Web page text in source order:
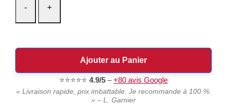
- +
Ajouter au Panier
⭐⭐⭐⭐⭐ 4.9/5 –+80 avis Google
« Livraison rapide, prix imbattable. Je recommande à 100 %.
» – L. Garnier